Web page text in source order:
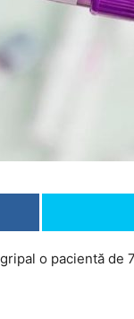
o pacientă de